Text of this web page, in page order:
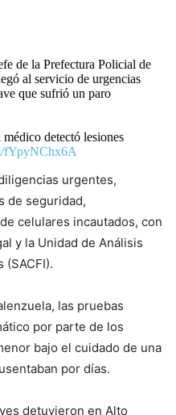
de la Prefectura Policial de
al servicio de urgencias
que sufrió un paro
detectó lesiones
fYpyNChx6A
January 19, 2025
urgentes,
de seguridad,
celulares incautados, con
y la Unidad de Análisis
(SACFI).
las pruebas
por parte de los
bajo el cuidado de una
por días.
detuvieron en Alto